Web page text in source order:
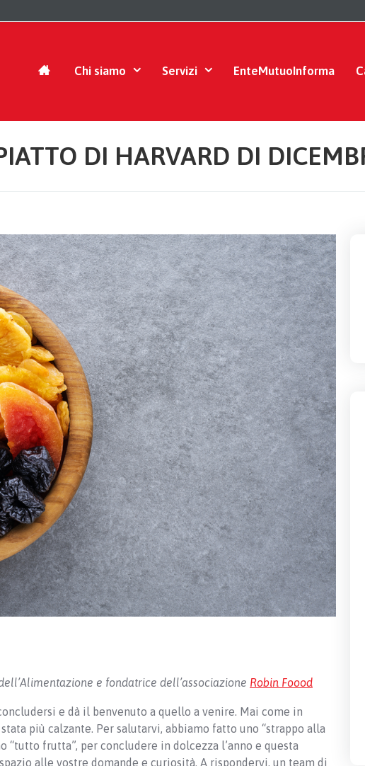
Chi siamo Servizi EnteMutuoInforma
DI HARVARD DI
e fondatrice dell’associazione Robin Foood
e dà il benvenuto a quello a venire. Mai come in
più calzante. Per salutarvi, abbiamo fatto uno “strappo alla
“tutto frutta”, per concludere in dolcezza l’anno e questa
alle vostre domande e curiosità. A rispondervi, un team di